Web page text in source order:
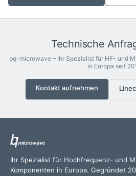
Technische
bq-microwave – Ihr Spezialist für HF- und
in Europa seit
Kontakt aufnehmen
Ihr Spezialist für Hochfrequenz- und
Komponenten in Europa. Gegründet